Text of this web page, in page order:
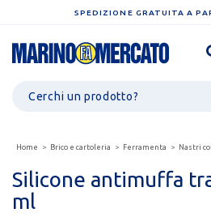
SPEDIZIONE GRATUITA A
Home Brico e cartoleria Ferramenta Nastri
Silicone antimuffa
ml